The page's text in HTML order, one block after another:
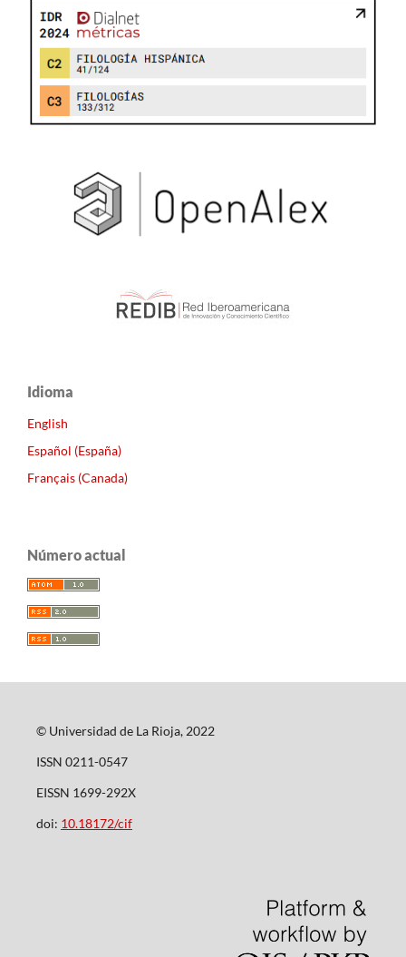
Idioma
English
Español (España)
Français (Canada)
Número actual
© Universidad de La Rioja, 2022
ISSN 0211-0547
EISSN 1699-292X
doi: 10.18172/cif